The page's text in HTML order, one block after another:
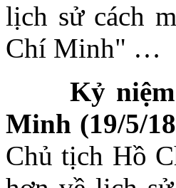
lịch sử cách
Chí Minh" …
Kỷ
Minh (19/5/
Chủ tịch Hồ